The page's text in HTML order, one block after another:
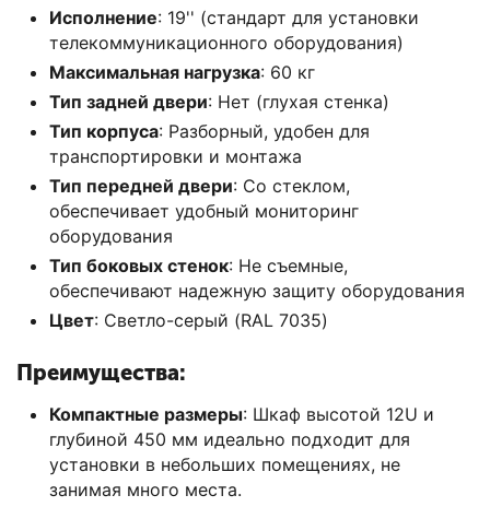
Исполнение: 19'' (стандарт для установки
телекоммуникационного оборудования)
Максимальная нагрузка: 60 кг
Тип задней двери: Нет (глухая стенка)
Тип корпуса: Разборный, удобен для
транспортировки и монтажа
Тип передней двери: Со стеклом,
обеспечивает удобный мониторинг
оборудования
Тип боковых стенок: Не съемные,
обеспечивают надежную защиту оборудования
Цвет: Светло-серый (RAL 7035)
Преимущества:
Компактные размеры: Шкаф высотой 12U и
глубиной 450 мм идеально подходит для
установки в небольших помещениях, не
занимая много места.